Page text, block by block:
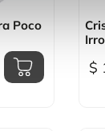
Poco
$